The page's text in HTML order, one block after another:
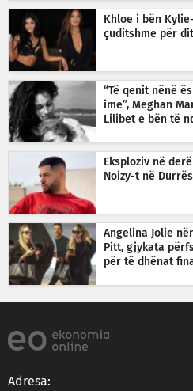
Khloe i bën
çuditshme për
“Të qenit nënë
ime”, Meghan
Lilibet e bën të
Eksploziv në
Noizy-t në Durrës
Angelina Jolie
Pitt, gjykata
për të dhënat
Adresa: